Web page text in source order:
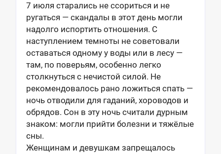
7 июля старались не ссориться и не
ругаться — скандалы в этот день могли
надолго испортить отношения. С
наступлением темноты не советовали
оставаться одному у воды или в лесу —
там, по поверьям, особенно легко
столкнуться с нечистой силой. Не
рекомендовалось рано ложиться спать —
ночь отводили для гаданий, хороводов и
обрядов. Сон в эту ночь считали дурным
знаком: могли прийти болезни и тяжёлые
сны.
Женщинам и девушкам запрещалось